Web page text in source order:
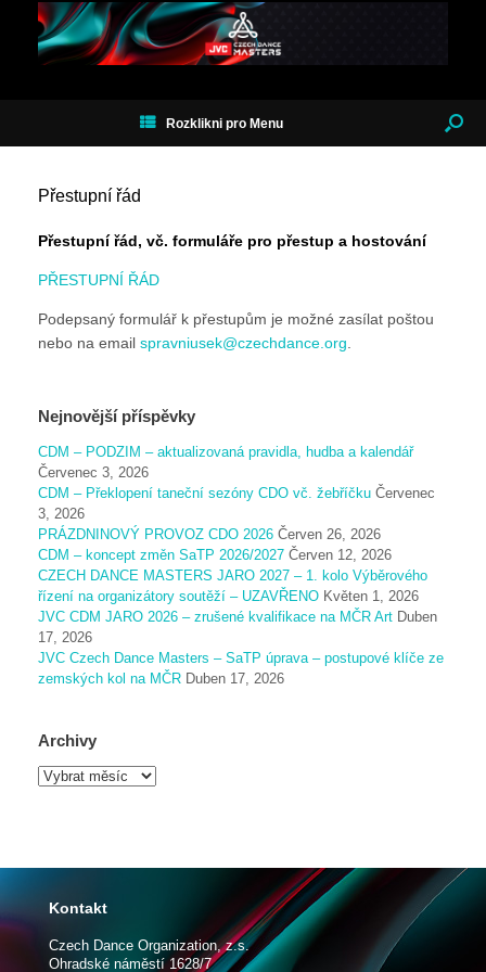
Rozklikni pro Menu
Přestupní řád
Přestupní řád, vč. formuláře pro přestup a hostování
PŘESTUPNÍ ŘÁD
Podepsaný formulář k přestupům je možné zasílat poštou
nebo na email spravniusek@czechdance.org
Nejnovější příspěvky
CDM – PODZIM – aktualizovaná pravidla, hudba a kalendář
Červenec 3, 2026
CDM – Překlopení taneční sezóny CDO vč. žebříčku Červenec
3, 2026
PRÁZDNINOVÝ PROVOZ CDO 2026 Červen 26, 2026
CDM – koncept změn SaTP 2026/2027 Červen 12, 2026
CZECH DANCE MASTERS JARO 2027 – 1. kolo Výběrového
řízení na organizátory soutěží – UZAVŘENO Květen 1, 2026
JVC CDM JARO 2026 – zrušené kvalifikace na MČR Art Duben
17, 2026
JVC Czech Dance Masters – SaTP úprava – postupové klíče ze
zemských kol na MČR Duben 17, 2026
Archivy
A
Kontakt
Czech Dance Organization, z.s.
Ohradské náměstí 1628/7